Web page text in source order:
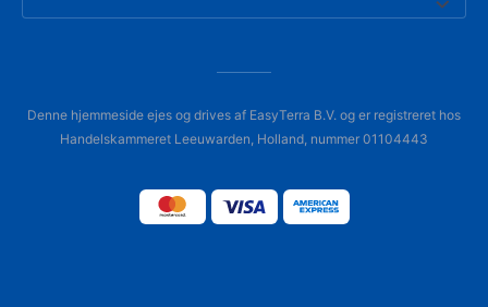
Denne hjemmeside ejes og drives af EasyTerra B.V. og er registreret hos
Handelskammeret Leeuwarden, Holland, nummer 01104443